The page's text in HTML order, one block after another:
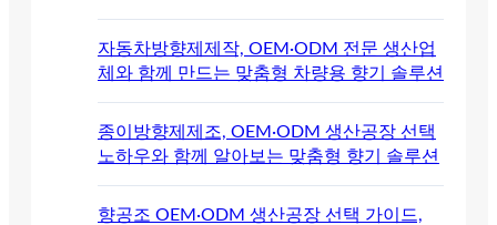
자동차방향제제작, OEM·ODM 전문 생산업
체와 함께 만드는 맞춤형 차량용 향기 솔루션
종이방향제제조, OEM·ODM 생산공장 선택
노하우와 함께 알아보는 맞춤형 향기 솔루션
향공조 OEM·ODM 생산공장 선택 가이드,